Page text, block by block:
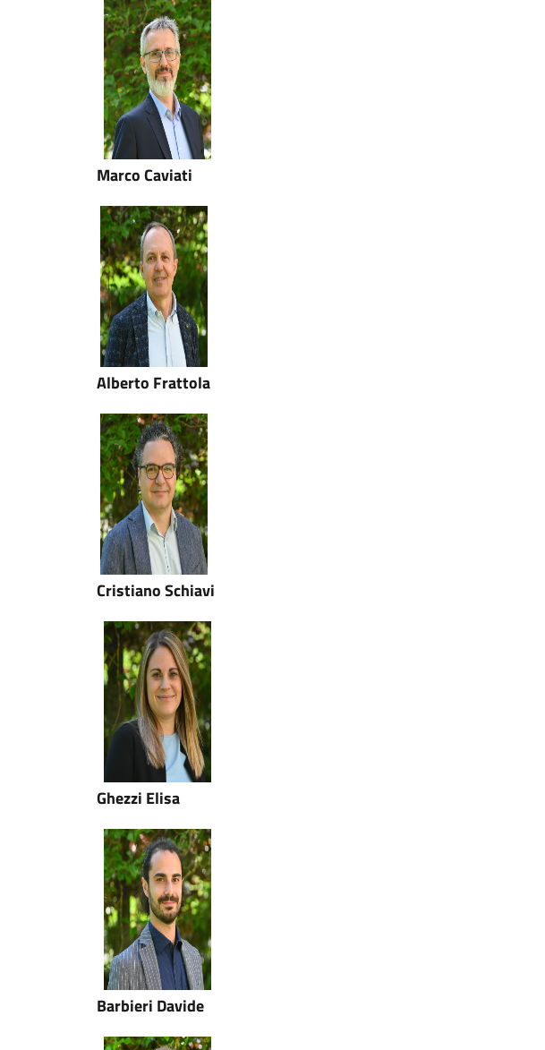
Marco Caviati
Alberto Frattola
Cristiano Schiavi
Ghezzi Elisa
Barbieri Davide